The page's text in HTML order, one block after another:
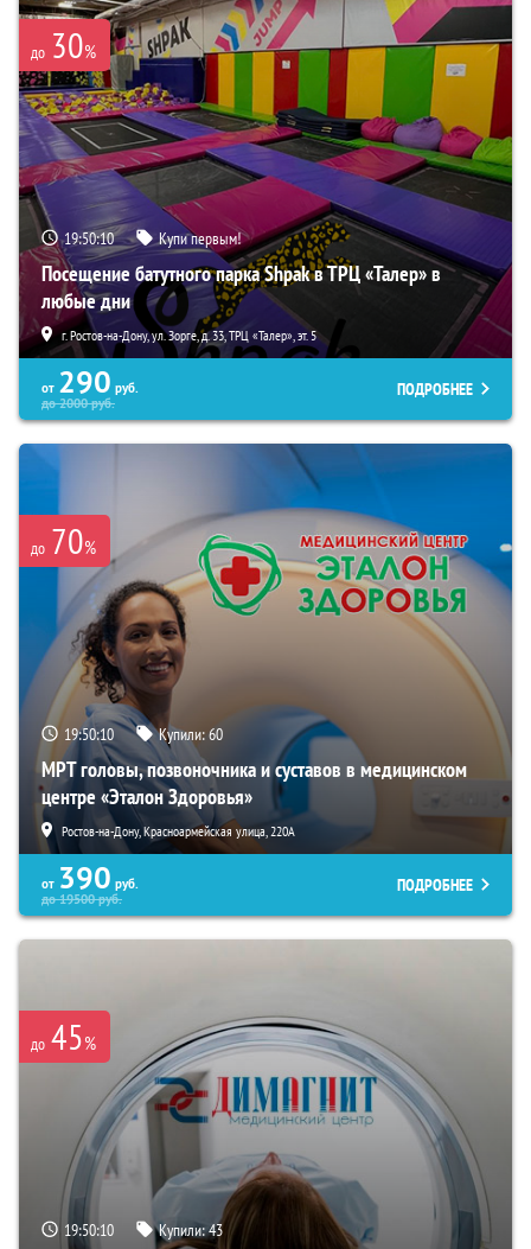
до 30%
19:50:09 Купи первым!
Посещение батутного парка Shpak в ТРЦ «Талер» в
любые дни
г. Ростов-на-Дону, ул. Зорге, д. 33, ТРЦ «Талер», эт. 5
от 290 руб.
до2000руб.
ПОДРОБНЕЕ
до 70%
19:50:09 Купили:60
МРТ головы, позвоночника и суставов в медицинском
центре «Эталон Здоровья»
Ростов-на-Дону, Красноармейская улица, 220А
от 390 руб.
до19500руб.
ПОДРОБНЕЕ
до 45%
19:50:09 Купили:43